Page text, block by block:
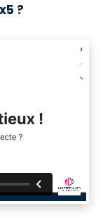
?